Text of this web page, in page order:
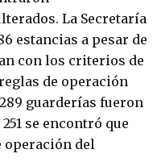
La Secretaría
estancias a pesar de
con los criterios de
de operación
guarderías fueron
se encontró que
operación del